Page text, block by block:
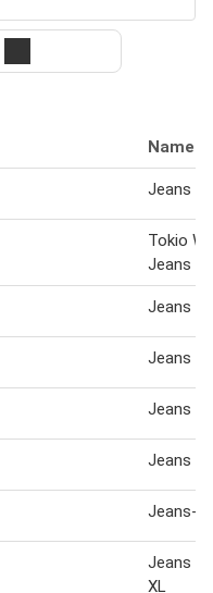
Name
Jeans
Tokio
Jeans
Jeans
Jeans
Jeans
Jeans
Jeans-
Jeans
XL